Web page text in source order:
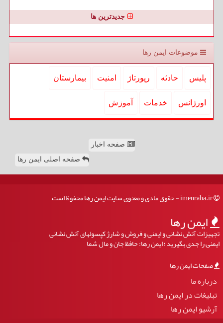
جدیدترین ها
موضوعات ایمن رها
پلیس حادثه رپورتاژ امنیت بیمارستان
اورژانس خدمات آموزش
صفحه اخبار
صفحه اصلی ایمن رها
ایمن رها
تجهیزات آتش نشانی و ایمنی و فروش و شارژ کپسولهای آتش نشانی
ایمنی را جدی بگیرید ؛ ایمن رها: حافظ جان و مال شما
صفحات ایمن رها
درباره ما
تبلیغات در ایمن رها
آرشیو ایمن رها